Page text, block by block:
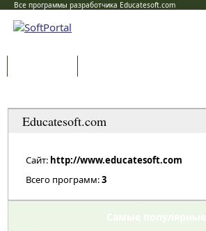
Все программы разработчика Educatesoft.com
Educatesoft.com
Сайт: http://www.educatesoft.com
Всего программ:3
Самые популярные